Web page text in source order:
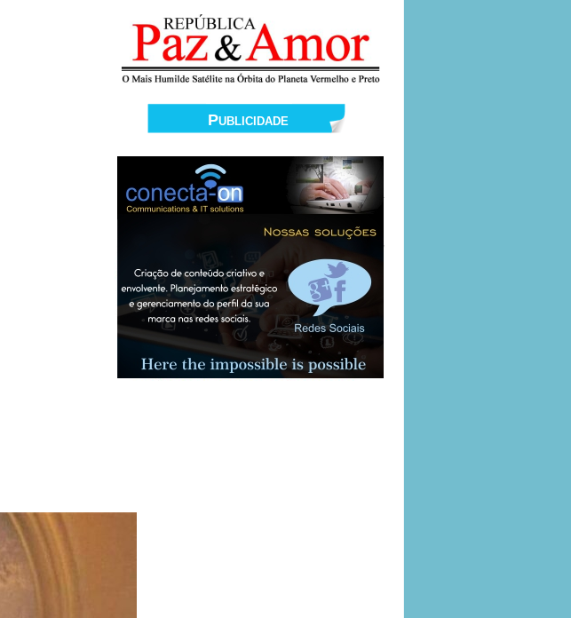
Publicidade